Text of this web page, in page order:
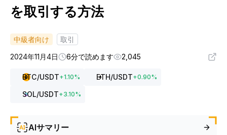
を取引する方法
中級者向け
取引
2024年11月4日
6分で読めます 2,045
BTC/USDT+1.10% ETH/USDT+0.90%
SOL/USDT+3.10%
AIサマリー